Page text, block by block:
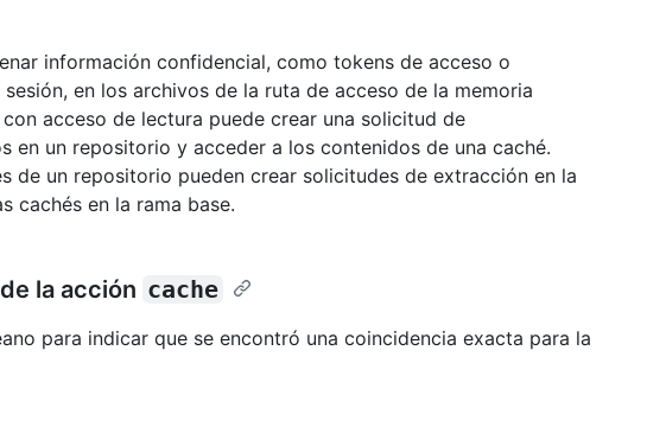
información confidencial, como tokens de acceso o
en los archivos de la ruta de acceso de la memoria
acceso de lectura puede crear una solicitud de
en un repositorio y acceder a los contenidos de una caché.
de un repositorio pueden crear solicitudes de extracción en la
cachés en la rama base.
la acción cache
para indicar que se encontró una coincidencia exacta para la